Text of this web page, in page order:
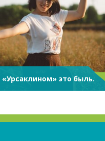
это быль.